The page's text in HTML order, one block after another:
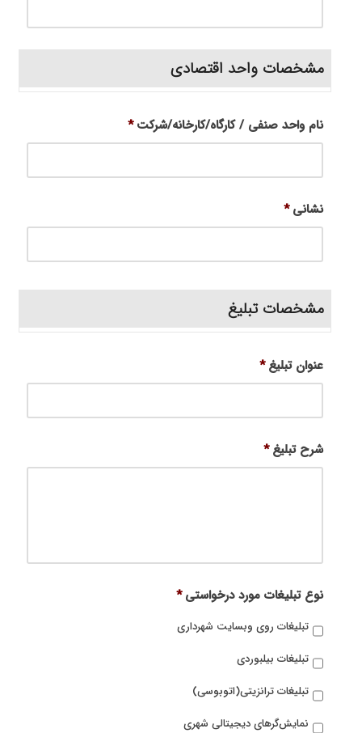
مشخصات واحد اقتصادی
نام واحد صنفی / کارگاه/کارخانه/شرکت *
نشانی *
مشخصات تبلیغ
عنوان تبلیغ *
شرح تبلیغ *
نوع تبلیغات مورد درخواستی *
تبلیغات روی وبسایت شهرداری
تبلیغات بیلبوردی
تبلیغات ترانزیتی(اتوبوسی)
نمایش‌گرهای دیجیتالی شهری